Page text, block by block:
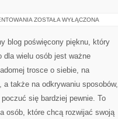
PIELĘGNACJA
ZOSTAŁA WYŁĄCZONA
blog poświęcony pięknu, który
wielu osób jest ważne
trosce o siebie, na
a także na odkrywaniu sposobów,
się bardziej pewnie. To
osób, które chcą rozwijać swoją